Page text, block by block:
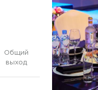
Общий
выход